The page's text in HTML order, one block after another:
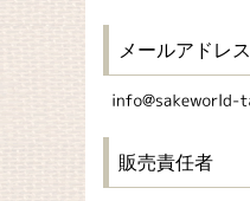
メールアドレス
販売責任者